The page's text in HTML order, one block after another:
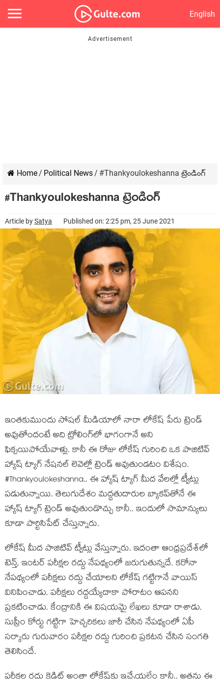
English
Home/ Political News/ #Thankyoulokeshanna ట్రెండింగ్
#Thankyoulokeshanna ట్రెండింగ్
Article bySatya Published on: 2:25 pm, 25 June 2021
ఇంతకుముందు సోషల్ మీడియాలో నారా లోకేష్ పేరు ట్రెండ్
అవుతోందంటే అది ట్రోలింగ్‌లో భాగంగానే అని
ఫిక్సయిపోయేవాళ్లు. కానీ ఈ రోజు లోకేష్ గురించి ఒక పాజిటివ్
హ్యాష్ ట్యాగ్ నేషనల్ లెవెల్లో ట్రెండ్ అవుతుండటం విశేషం.
#Thankyoulokeshanna.. ఈ హ్యాష్ ట్యాగ్ మీద వేలల్లో ట్వీట్లు
పడుతున్నాయి. తెలుగుదేశం మద్దతుదారుల బ్యాకప్‌తోనే ఈ
హ్యాష్ ట్యాగ్ ట్రెండ్ అవుతుండొచ్చు కానీ.. ఇందులో సామాన్యులు
కూడా పార్టిసిపేట్ చేస్తున్నారు.
లోకేష్ మీద పాజిటివ్ ట్వీట్లు వేస్తున్నారు. ఇదంతా ఆంధ్రప్రదేశ్‌లో
టెన్త్, ఇంటర్ పరీక్షల రద్దు నేపథ్యంలో జరుగుతున్నదే. కరోనా
నేపథ్యంలో పరీక్షలు రద్దు చేయాలని లోకేష్ గట్టిగానే వాయిస్
వినిపించాడు. పరీక్షలు రద్దయ్యేదాకా పోరాటం ఆపనని
ప్రకటించాడు. కేంద్రానికి ఈ విషయమై లేఖలు కూడా రాశాడు.
సుప్రీం కోర్టు గట్టిగా హెచ్చరికలు జారీ చేసిన నేపథ్యంలో ఏపీ
సర్కారు గురువారం పరీక్షల రద్దు గురించి ప్రకటన చేసిన సంగతి
తెలిసిందే.